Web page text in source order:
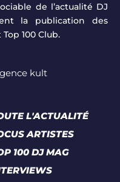
de l’actualité DJ
la publication des
100 Club.
kult
L'ACTUALITÉ
ARTISTES
100 DJ MAG